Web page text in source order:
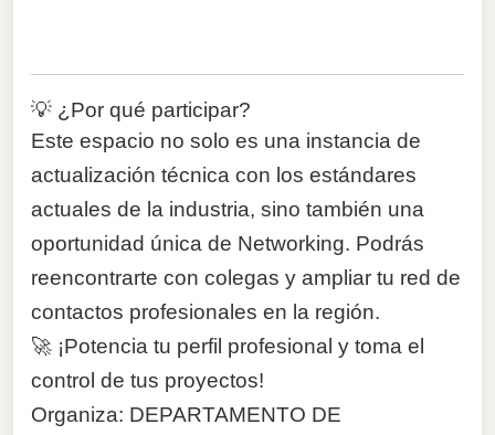
💡 ¿Por qué participar?
Este espacio no solo es una instancia de
actualización técnica con los estándares
actuales de la industria, sino también una
oportunidad única de Networking. Podrás
reencontrarte con colegas y ampliar tu red de
contactos profesionales en la región.
🚀 ¡Potencia tu perfil profesional y toma el
control de tus proyectos!
Organiza: DEPARTAMENTO DE